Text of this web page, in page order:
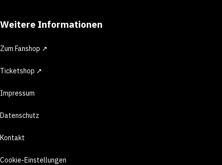
Weitere Informationen
Zum Fanshop ↗
Ticketshop ↗
Impressum
Datenschutz
Kontakt
Cookie-Einstellungen